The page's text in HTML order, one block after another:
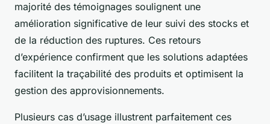
majorité des témoignages soulignent une
amélioration significative de leur suivi des stocks et
de la réduction des ruptures. Ces retours
d’expérience confirment que les solutions adaptées
facilitent la traçabilité des produits et optimisent la
gestion des approvisionnements.
Plusieurs cas d’usage illustrent parfaitement ces